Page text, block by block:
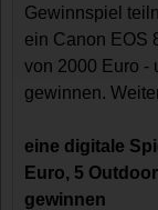
Gewinnspiel
ein Canon EOS
von 2000 Euro -
gewinnen.
eine digitale
Euro, 5
gewinnen